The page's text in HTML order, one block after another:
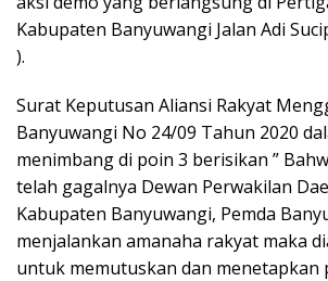
Kabupaten Banyuwangi Jalan Adi
).
Surat Keputusan Aliansi Rakyat
Banyuwangi No 24/09 Tahun 2020
menimbang di poin 3 berisikan ”
telah gagalnya Dewan Perwakilan
Kabupaten Banyuwangi, Pemda
menjalankan amanaha rakyat maka
untuk memutuskan dan menetapkan